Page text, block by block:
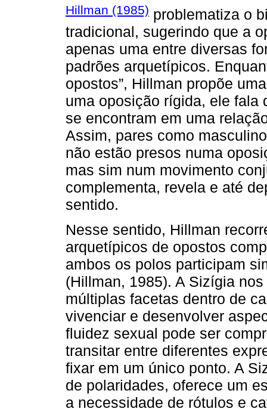
Hillman (1985) problematiza o
tradicional, sugerindo que a
apenas uma entre diversas
padrões arquetípicos.
opostos”, Hillman propõe
uma oposição rígida, ele fala
se encontram em uma
Assim, pares como
não estão presos numa
mas sim num movimento
complementa, revela e até
sentido.
Nesse sentido, Hillman
arquetípicos de opostos
ambos os polos participam
(Hillman, 1985). A Sizígia
múltiplas facetas dentro de
vivenciar e desenvolver
fluidez sexual pode ser
transitar entre diferentes
fixar em um único ponto. A
de polaridades, oferece um
a necessidade de rótulos e